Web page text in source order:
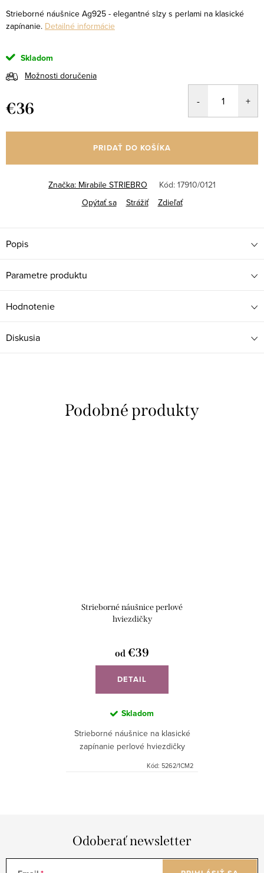
Strieborné náušnice Ag925 - elegantné slzy s perlami na klasické
zapínanie. Detailné informácie
Skladom
Možnosti doručenia
€36
cena:
PRIDAŤ DO KOŠÍKA
Značka: Mirabile STRIEBRO Kód: 17910/0121
Opýtať sa
Strážiť Zdieľať
Popis
Parametre produktu
Hodnotenie
Diskusia
Strieborné náušnice perlové
hviezdičky
od €39
DETAIL
Skladom
Strieborné náušnice na klasické
zapínanie perlové hviezdičky
Kód: 5262/1CM2
Odoberať newsletter